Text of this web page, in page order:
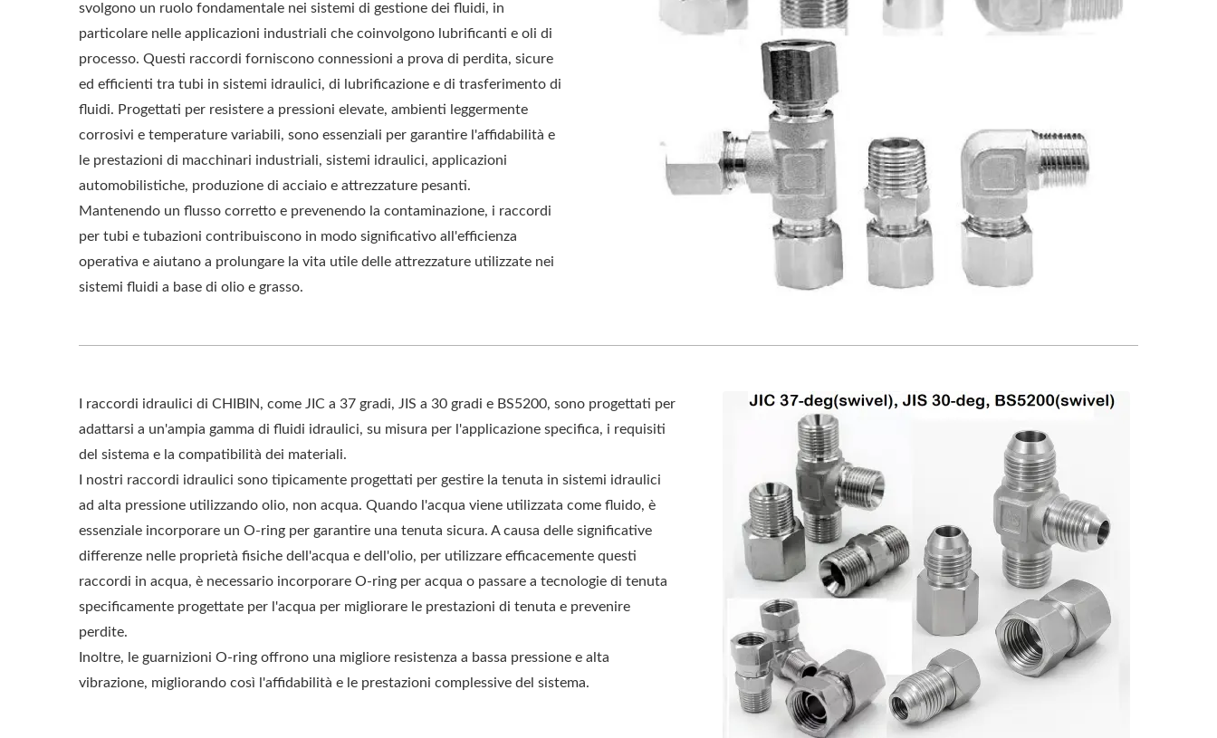
svolgono un ruolo fondamentale nei sistemi di gestione dei fluidi, in
particolare nelle applicazioni industriali che coinvolgono lubrificanti e oli di
processo. Questi raccordi forniscono connessioni a prova di perdita, sicure
ed efficienti tra tubi in sistemi idraulici, di lubrificazione e di trasferimento di
fluidi. Progettati per resistere a pressioni elevate, ambienti leggermente
corrosivi e temperature variabili, sono essenziali per garantire l'affidabilità e
le prestazioni di macchinari industriali, sistemi idraulici, applicazioni
automobilistiche, produzione di acciaio e attrezzature pesanti.
Mantenendo un flusso corretto e prevenendo la contaminazione, i raccordi
per tubi e tubazioni contribuiscono in modo significativo all'efficienza
operativa e aiutano a prolungare la vita utile delle attrezzature utilizzate nei
sistemi fluidi a base di olio e grasso.
I raccordi idraulici di CHIBIN, come JIC a 37 gradi, JIS a 30 gradi e BS5200, sono progettati per
adattarsi a un'ampia gamma di fluidi idraulici, su misura per l'applicazione specifica, i requisiti
del sistema e la compatibilità dei materiali.
I nostri raccordi idraulici sono tipicamente progettati per gestire la tenuta in sistemi idraulici
ad alta pressione utilizzando olio, non acqua. Quando l'acqua viene utilizzata come fluido, è
essenziale incorporare un O-ring per garantire una tenuta sicura. A causa delle significative
differenze nelle proprietà fisiche dell'acqua e dell'olio, per utilizzare efficacemente questi
raccordi in acqua, è necessario incorporare O-ring per acqua o passare a tecnologie di tenuta
specificamente progettate per l'acqua per migliorare le prestazioni di tenuta e prevenire
perdite.
Inoltre, le guarnizioni O-ring offrono una migliore resistenza a bassa pressione e alta
vibrazione, migliorando così l'affidabilità e le prestazioni complessive del sistema.